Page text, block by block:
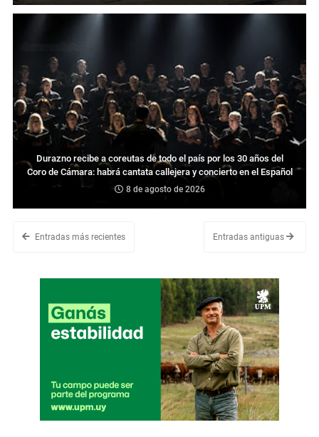
Durazno recibe a coreutas de todo el país por los 30 años del
Coro de Cámara: habrá cantata callejera y concierto en el Español
8 de agosto de 2026
Entradas más recientes Entradas antiguas